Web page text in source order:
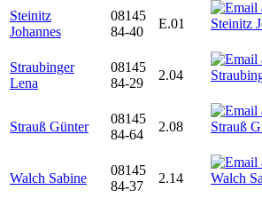
Steinitz
Johannes
08145
84-40
E.01
Straubinger
Lena
08145
84-29
2.04
Strauß Günter
08145
84-64
2.08
Walch Sabine
08145
84-37
2.14